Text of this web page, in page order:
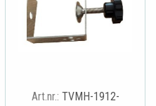
Art.nr.: TVMH-1912-